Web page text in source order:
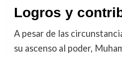
Logros y
A pesar de las
su ascenso al poder,